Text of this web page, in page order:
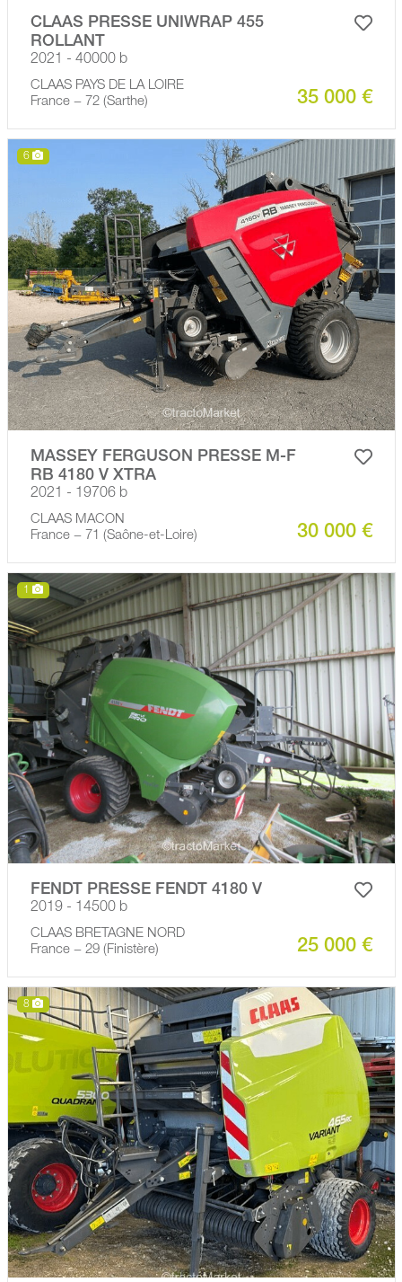
CLAAS PRESSE UNIWRAP 455
ROLLANT
2021 - 40000 b
CLAAS PAYS DE LA LOIRE
France − 72 (Sarthe)
35 000 €
6
MASSEY FERGUSON PRESSE M-F
RB 4180 V XTRA
2021 - 19706 b
CLAAS MACON
France − 71 (Saône-et-Loire)
30 000 €
1
FENDT PRESSE FENDT 4180 V
2019 - 14500 b
CLAAS BRETAGNE NORD
France − 29 (Finistère)
25 000 €
8